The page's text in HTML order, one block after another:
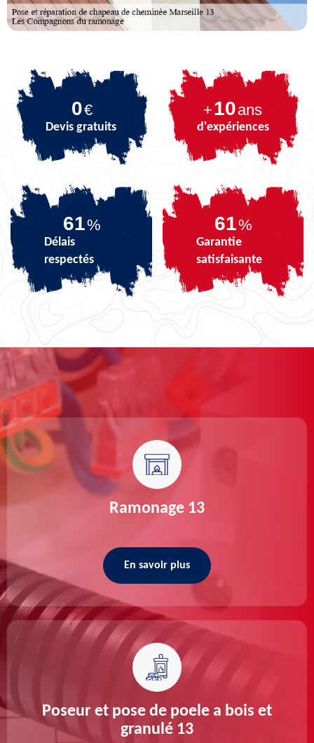
0€
Devis gratuits
+10ans
d'expériences
73%
Délais
respectés
73%
Garantie
satisfaisante
Ramonage 13
En savoir plus
Poseur et pose de poele a bois et
granulé 13